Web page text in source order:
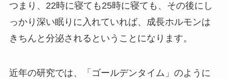
つまり、22時に寝ても25時に寝ても、その後にし
っかり深い眠りに入れていれば、成長ホルモンは
きちんと分泌されるということになります。
近年の研究では、「ゴールデンタイム」のように